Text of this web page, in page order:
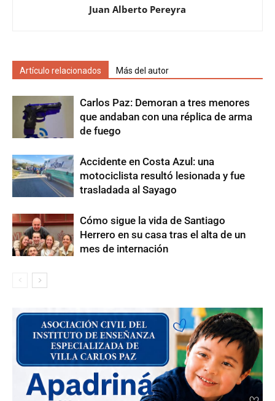
Juan Alberto Pereyra
Artículo relacionados Más del autor
Carlos Paz: Demoran a tres menores
que andaban con una réplica de arma
de fuego
Accidente en Costa Azul: una
motociclista resultó lesionada y fue
trasladada al Sayago
Cómo sigue la vida de Santiago
Herrero en su casa tras el alta de un
mes de internación